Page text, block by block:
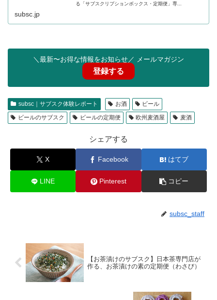
る「サブスクリプションボックス・定期便」専...
subsc.jp
＼最新〜お得な情報をお知らせ／ メールマガジン
登録する
subsc｜サブスク体験レポート お酒
ビール
ビールのサブスク
ビールの定期便 欧州麦酒屋 麦酒
シェアする
X Facebook はてブ
LINE Pinterest コピー
subsc_staff
【お茶漬けのサブスク】日本茶専門店が
作る、お茶漬けの素の定期便（わさび）